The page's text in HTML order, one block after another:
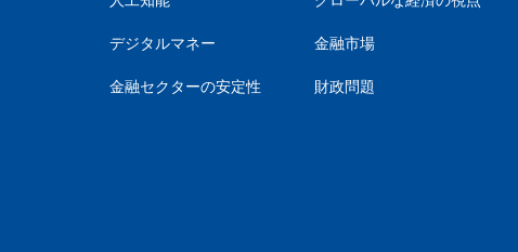
デジタルマネー
金融セクターの安定性
金融市場
財政問題